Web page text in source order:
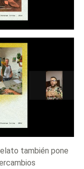
también pone